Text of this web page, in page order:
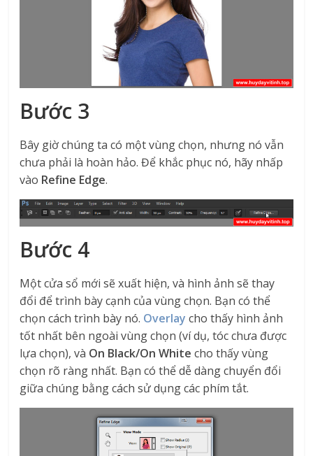
Bước 3
Bây giờ chúng ta có một vùng chọn, nhưng nó vẫn
chưa phải là hoàn hảo. Để khắc phục nó, hãy nhấp
vào Refine Edge.
Bước 4
Một cửa sổ mới sẽ xuất hiện, và hình ảnh sẽ thay
đổi để trình bày cạnh của vùng chọn. Bạn có thể
chọn cách trình bày nó. Overlay cho thấy hình ảnh
tốt nhất bên ngoài vùng chọn (ví dụ, tóc chưa được
lựa chọn), và On Black/On White cho thấy vùng
chọn rõ ràng nhất. Bạn có thể dễ dàng chuyển đổi
giữa chúng bằng cách sử dụng các phím tắt.